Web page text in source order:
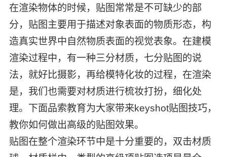
在渲染物体的时候，贴图常常是不可缺少的部
分，贴图主要用于描述对象表面的物质形态，构
造真实世界中自然物质表面的视觉表象。在建模
渲染过程中，有一种三分材质，七分贴图的说
法，就好比摄影，再给模特化妆的过程，在渲染
是，我们也需要对材质进行梳妆打扮，细化处
理。下面品索教育为大家带来keyshot贴图技巧，
教你如何做出高级的贴图效果。
贴图在整个渲染环节中是十分重要的，双击材质